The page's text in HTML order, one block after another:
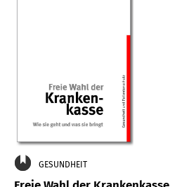
GESUNDHEIT